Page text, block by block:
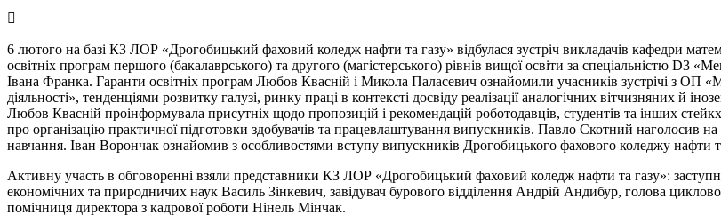
6 лютого на базі КЗ ЛОР «Дрогобицький фаховий коледж нафти та газу» відбулася зустріч викладачів кафедри
освітніх програм першого (бакалаврського) та другого (магістерського) рівнів вищої освіти за спеціальністю D3
Івана Франка. Гаранти освітніх програм Любов Квасній і Микола Паласевич ознайомили учасників зустрічі з ОП
діяльності», тенденціями розвитку галузі, ринку праці в контексті досвіду реалізації аналогічних вітчизняних й
Любов Квасній проінформувала присутніх щодо пропозицій і рекомендацій роботодавців, студентів та інших
про організацію практичної підготовки здобувачів та працевлаштування випускників. Павло Скотний наголосив
навчання. Іван Ворончак ознайомив з особливостями вступу випускників Дрогобицького фахового коледжу нафти
Активну участь в обговоренні взяли представники КЗ ЛОР «Дрогобицький фаховий коледж нафти та газу»:
економічних та природничих наук Василь Зінкевич, завідувач бурового відділення Андрій Андибур, голова
помічниця директора з кадрової роботи Нінель Мінчак.